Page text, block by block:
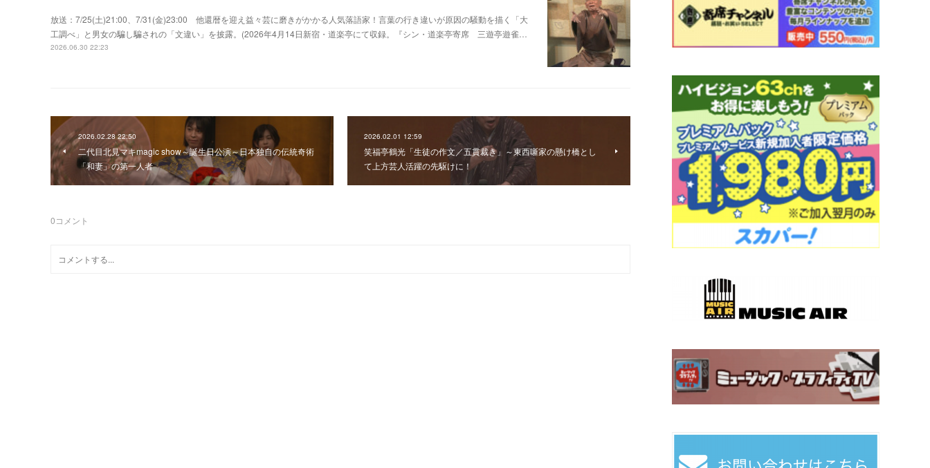
放送：7/25(土)21:00、7/31(金)23:00 他還暦を迎え益々芸に磨きがかかる人気落語家！言葉の行き違いが原因の騒動を描く「大
工調べ」と男女の騙し騙されの「文違い」を披露。(2026年4月14日新宿・道楽亭にて収録。『シン・道楽亭寄席 三遊亭遊雀…
2026.06.30 22:23
2026.02.28 22:50
二代目北見マキmagic show～誕生日公演～日本独自の伝統奇術
「和妻」の第一人者
2026.02.01 12:59
笑福亭鶴光「生徒の作文／五貫裁き」～東西噺家の懸け橋とし
て上方芸人活躍の先駆けに！
0コメント